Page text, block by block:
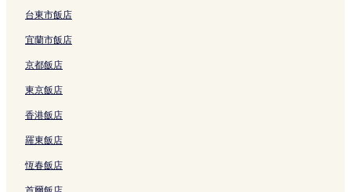
P
o
o
l
的
連
的
連
結
y
I
H
G
的
連
e
l
,
B
a
l
的
結
o
r
t
J
i
m
a
a
n
的
連
台東市飯店
宜蘭市飯店
京都飯店
東京飯店
香港飯店
羅東飯店
恆春飯店